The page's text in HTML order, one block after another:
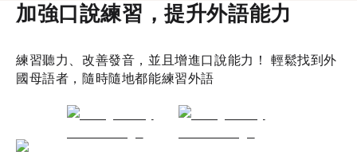
加強口說練習，提升外語能力
練習聽力、改善發音，並且增進口說能力！ 輕鬆找到外
國母語者，隨時隨地都能練習外語